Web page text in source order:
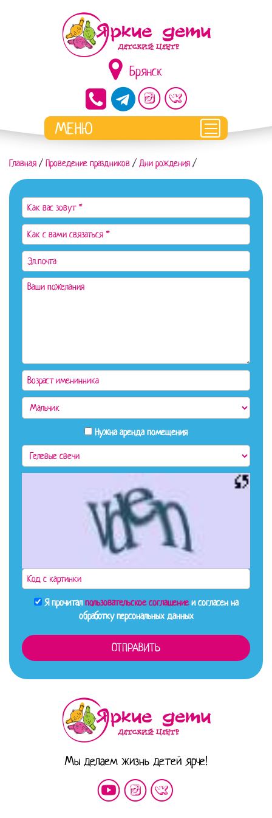
Брянск
Главная / Проведение праздников / Дни рождения /
Нужна аренда помещения
Я прочиталпользовательское соглашениеи согласен на
обработку персональных данных
Мы делаем жизнь детей ярче!